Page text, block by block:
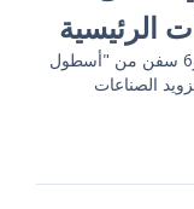
الرئيسية
العقوبات تشمل 19 كياناً بينها 6 بنوك روسية و6 سفن من "أسطول
الصناعات